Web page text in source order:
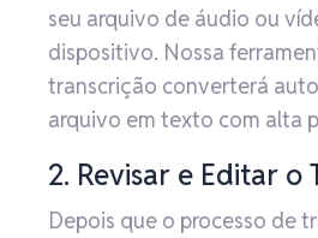
seu arquivo de áudio ou
dispositivo. Nossa
transcrição converterá
arquivo em texto com alta
2. Revisar e Editar o
Depois que o processo de